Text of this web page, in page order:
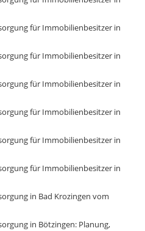
für Immobilienbesitzer in
für Immobilienbesitzer in
für Immobilienbesitzer in
für Immobilienbesitzer in
für Immobilienbesitzer in
für Immobilienbesitzer in
in Bad Krozingen vom
in Bötzingen: Planung,